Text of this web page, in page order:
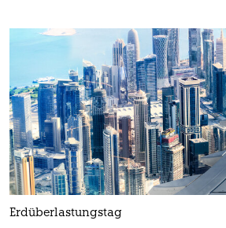
Erdüberlastungstag